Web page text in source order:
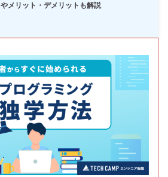
やメリット・デメリットも解説